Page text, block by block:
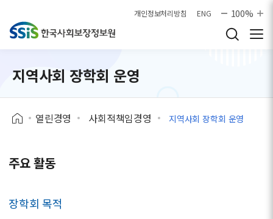
개인정보처리방침 ENG 100%
지역사회 장학회 운영
열린경영 사회적책임경영 지역사회 장학회 운영
주요 활동
장학회 목적